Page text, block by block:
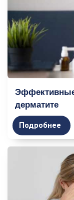
дерматите
Подробнее